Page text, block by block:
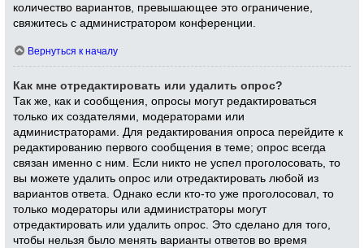
количество вариантов, превышающее это ограничение,
свяжитесь с администратором конференции.
Вернуться к началу
Как мне отредактировать или удалить опрос?
Так же, как и сообщения, опросы могут редактироваться
только их создателями, модераторами или
администраторами. Для редактирования опроса перейдите к
редактированию первого сообщения в теме; опрос всегда
связан именно с ним. Если никто не успел проголосовать, то
вы можете удалить опрос или отредактировать любой из
вариантов ответа. Однако если кто-то уже проголосовал, то
только модераторы или администраторы могут
отредактировать или удалить опрос. Это сделано для того,
чтобы нельзя было менять варианты ответов во время